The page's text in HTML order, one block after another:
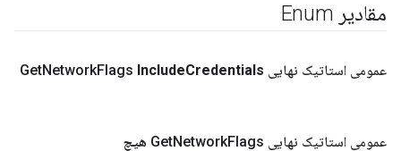
مقادیر Enum
عمومی استاتیک نهایی Get NetworkFlags IncludeCredentials
عمومی استاتیک نهایی Get NetworkFlags هیچ